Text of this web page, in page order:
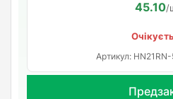
45.10/
Артикул: